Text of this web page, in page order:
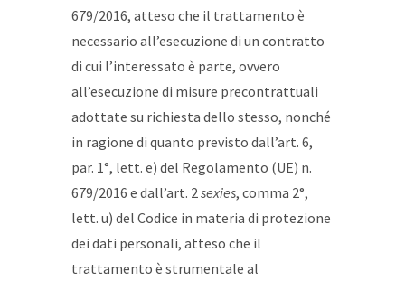
679/2016, atteso che il trattamento è
necessario all’esecuzione di un contratto
di cui l’interessato è parte, ovvero
all’esecuzione di misure precontrattuali
adottate su richiesta dello stesso, nonché
in ragione di quanto previsto dall’art. 6,
par. 1°, lett. e) del Regolamento (UE) n.
679/2016 e dall’art. 2sexies, comma 2°,
lett. u) del Codice in materia di protezione
dei dati personali, atteso che il
trattamento è strumentale al